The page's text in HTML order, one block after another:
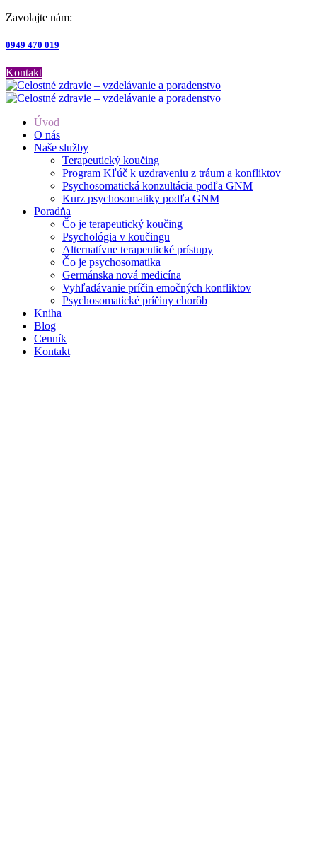
Zavolajte nám:
0949 470 019
Kontakt
Úvod
O nás
Naše služby
Terapeutický koučing
Program Kľúč k uzdraveniu z tráum a konfliktov
Psychosomatická konzultácia podľa GNM
Kurz psychosomatiky podľa GNM
Poradňa
Čo je terapeutický koučing
Psychológia v koučingu
Alternatívne terapeutické prístupy
Čo je psychosomatika
Germánska nová medicína
Vyhľadávanie príčin emočných konfliktov
Psychosomatické príčiny chorôb
Kniha
Blog
Cenník
Kontakt